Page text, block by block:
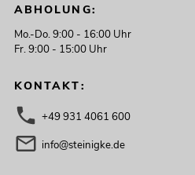
ABHOLUNG:
Mo.-Do. 9:00 - 16:00 Uhr
Fr. 9:00 - 15:00 Uhr
KONTAKT:
+49 931 4061 600
info@steinigke.de